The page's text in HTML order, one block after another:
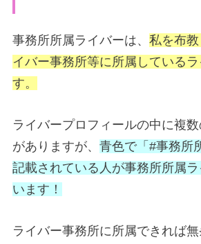
事務所所属ライバーは、 私を布
イバー事務所等に所属している
す。
ライバープロフィールの中に複
がありますが、 青色で「#事務所
記載されている人が事務所所属
います！
ライバー事務所に所属できれば